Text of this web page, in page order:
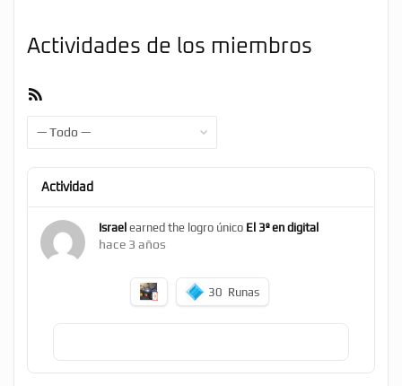
Actividades de los miembros
Actividad
Israel earned the logro único El 3º en digital
hace 3 años
30 Runas